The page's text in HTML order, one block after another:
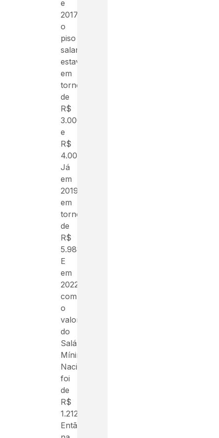
e
2017,
o
piso
salarial
estava
em
torno
de
R$
3.000
e
R$
4.000.
Já
em
2019,
em
torno
de
R$
5.988.
E
em
2022,
com
o
valor
do
Salário
Mínimo
Nacional
foi
de
R$
1.212.
Então,